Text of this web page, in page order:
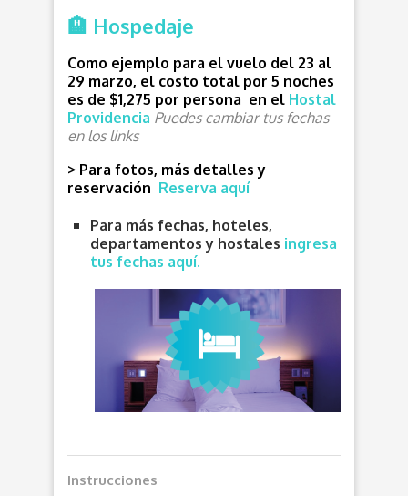
🏨 Hospedaje
Como ejemplo para el vuelo del 23 al
29 marzo, el costo total por 5 noches
es de $1,275 por persona en el Hostal
Providencia Puedes cambiar tus fechas
en los links
> Para fotos, más detalles y
reservación Reserva aquí
Para más fechas, hoteles,
departamentos y hostales ingresa
tus fechas aquí.
Instrucciones